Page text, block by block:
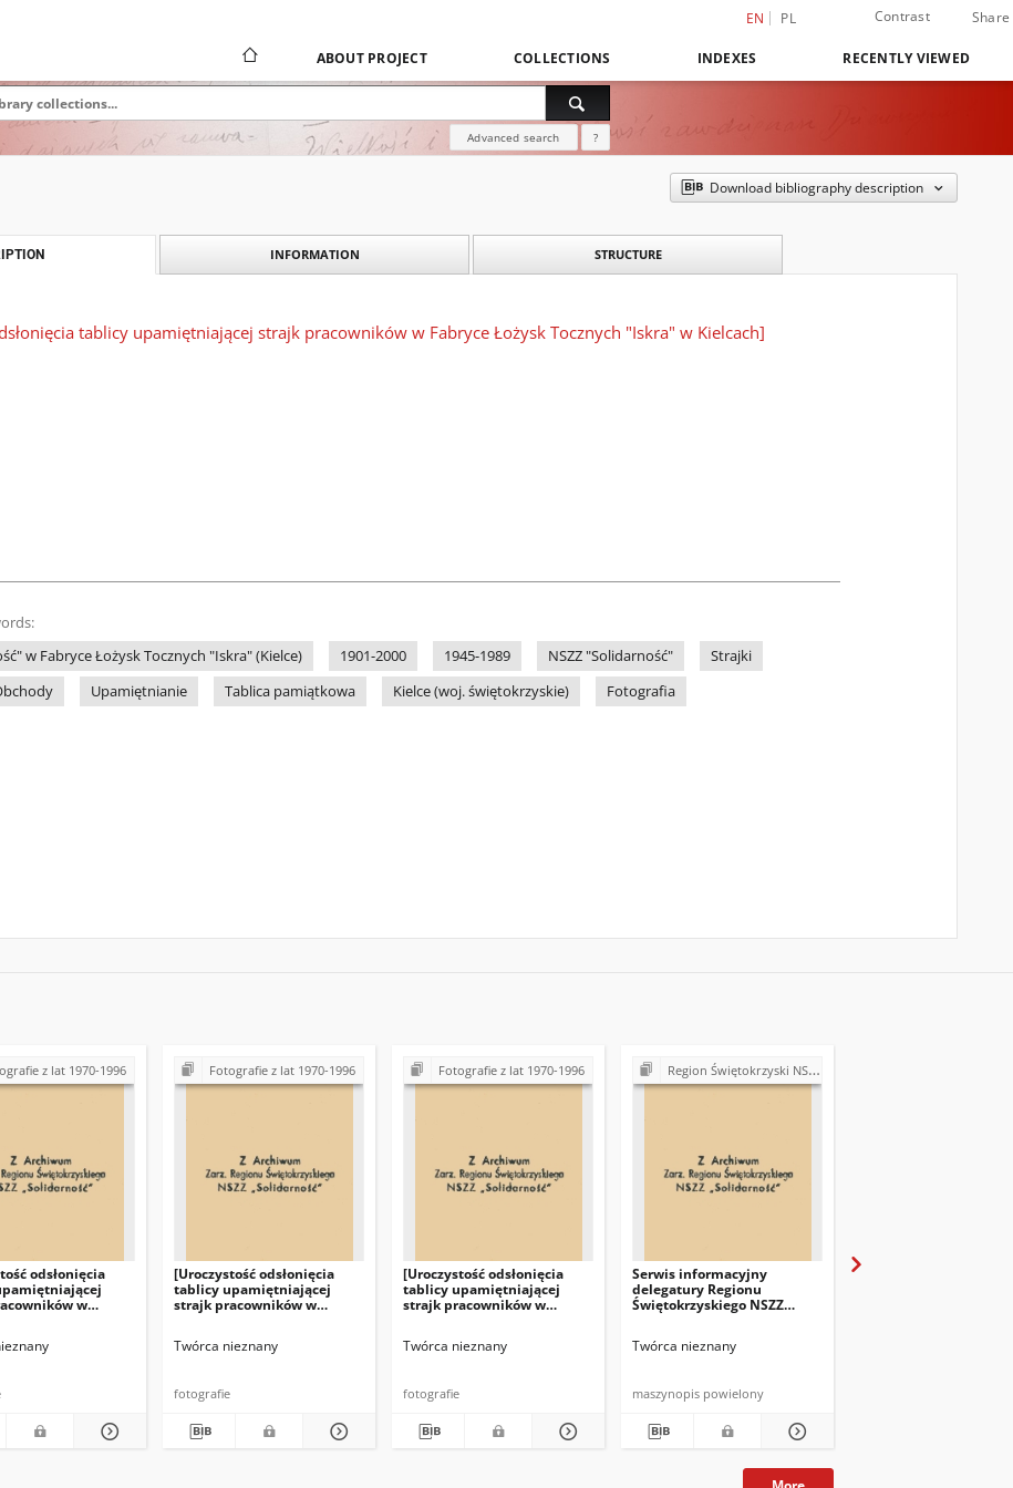
EN PL Contrast Share
ABOUT PROJECT COLLECTIONS INDEXES RECENTLY VIEWED
Advanced search ?
Download bibliography description
INFORMATION STRUCTURE
tablicy upamiętniającej strajk pracowników w Fabryce Łożysk Tocznych "Iskra" w Kielcach]
w Fabryce Łożysk Tocznych "Iskra" (Kielce)
1901-2000 1945-1989 NSZZ "Solidarność"
Strajki
Upamiętnianie Tablica pamiątkowa Kielce (woj. świętokrzyskie) Fotografia
z lat 1970-1996
odsłonięcia
w
Fotografie z lat 1970-1996
[Uroczystość odsłonięcia
tablicy upamiętniającej
strajk pracowników w
Twórca nieznany
fotografie
Fotografie z lat 1970-1996
[Uroczystość odsłonięcia
tablicy upamiętniającej
strajk pracowników w
Twórca nieznany
fotografie
Region Świętokrzyski NSZZ "Solidarność". Delegatura Starachowice
Serwis informacyjny
delegatury Regionu
Świętokrzyskiego NSZZ
Twórca nieznany
maszynopis powielony